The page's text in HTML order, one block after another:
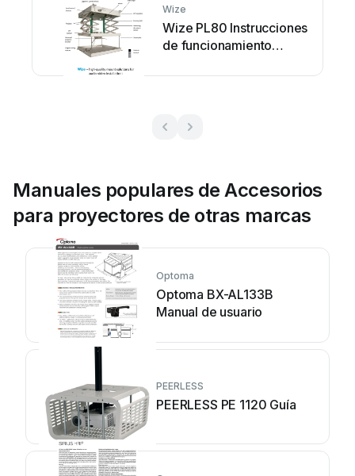
Wize
Wize PL80 Instrucciones
de funcionamiento
Manuales populares de Accesorios
para proyectores de otras marcas
Optoma
Optoma BX-AL133B
Manual de usuario
PEERLESS
PEERLESS PE 1120 Guía